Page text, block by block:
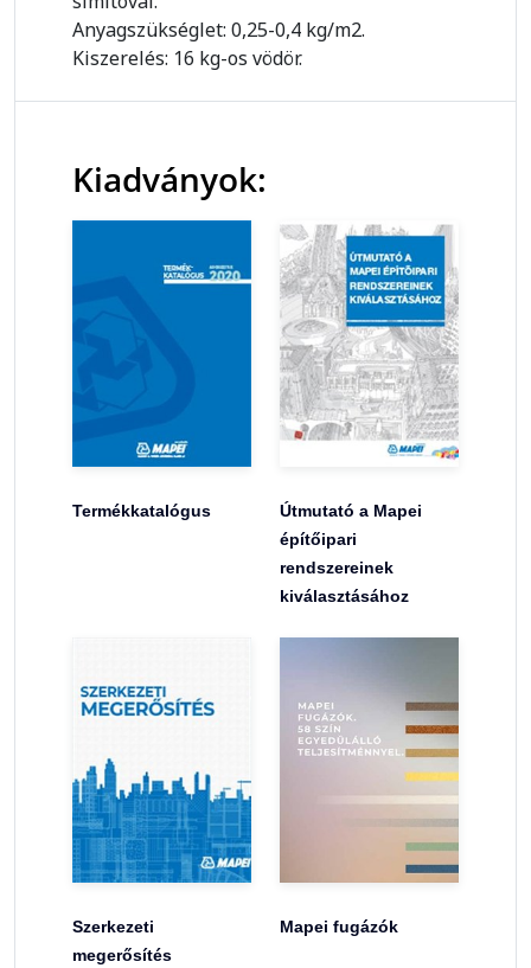
Anyagszükséglet: 0,25-0,4 kg/m2.
Kiszerelés: 16 kg-os vödör.
Kiadványok:
Termékkatalógus
Útmutató a Mapei
építőipari
rendszereinek
kiválasztásához
Szerkezeti
megerősítés
Mapei fugázók